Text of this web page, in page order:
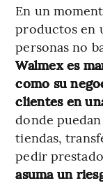
En un
productos en
personas no
Walmex es
como su
clientes en
donde
tiendas,
pedir
asuma un